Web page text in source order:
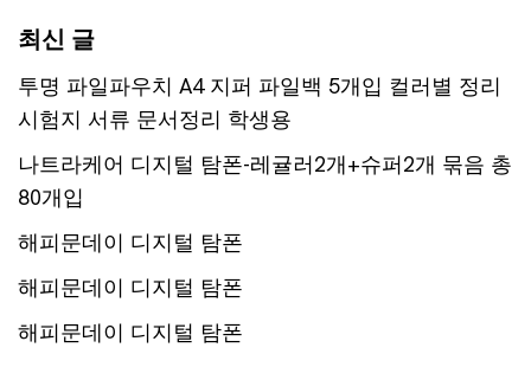
최신 글
투명 파일파우치 A4 지퍼 파일백 5개입 컬러별 정리
시험지 서류 문서정리 학생용
나트라케어 디지털 탐폰-레귤러2개+슈퍼2개 묶음 총
80개입
해피문데이 디지털 탐폰
해피문데이 디지털 탐폰
해피문데이 디지털 탐폰